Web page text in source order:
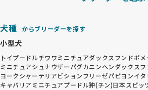
犬種 からブリーダーを探す
小型犬
トイプードルチワワミニチュアダックスフンドポメ
ミニチュアシュナウザーパグカニンヘンダックスフ
ヨークシャーテリアビションフリーゼパピヨンイ
キャバリア ミニチュアプードル狆(チン)日本スピッ